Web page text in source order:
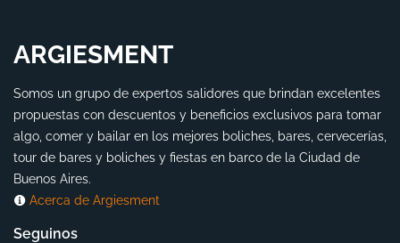
ARGIESMENT
Somos un grupo de expertos salidores que brindan excelentes
propuestas con descuentos y beneficios exclusivos para tomar
algo, comer y bailar en los mejores boliches, bares, cervecerías,
tour de bares y boliches y fiestas en barco de la Ciudad de
Buenos Aires.
Acerca de Argiesment
Seguinos